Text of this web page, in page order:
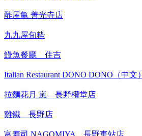
酢屋亀 善光寺店
九九屋旬粋
鰻魚餐廳 住吉
Italian Restaurant DONO DONO（中文）
拉麵花月 嵐 長野權堂店
雞鐵 長野店
富寿司 NAGOMIYA 長野車站店